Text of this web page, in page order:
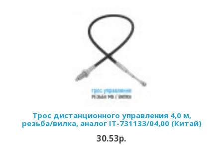
Трос дистанционного управления 4,0 м,
резьба/вилка, аналог IT-731133/04,00 (Китай)
30.53р.